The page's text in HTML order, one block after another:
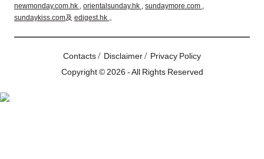
newmonday.com.hk , orientalsunday.hk , sundaymore.com ,
sundaykiss.com及 edigest.hk 。
Contacts/ Disclaimer/ Privacy Policy
Copyright © 2026 - All Rights Reserved